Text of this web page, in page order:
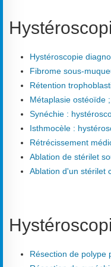
Hystéroscopie
Fibrome sous-
Rétention
Métaplasie ostéoïde
Synéchie :
Isthmocèle :
Rétrécissement
Ablation de stérilet
Ablation d'un stérilet
Résection de polype